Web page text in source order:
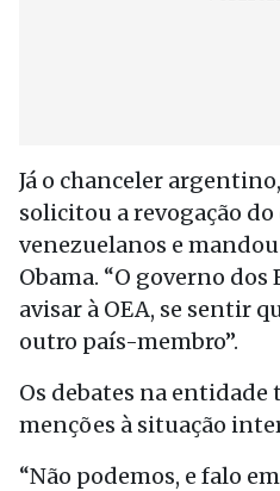
Já o chanceler
solicitou a revogação
venezuelanos e
Obama. “O governo dos
avisar à OEA, se sentir
outro país-membro”.
Os debates na
menções à situação
“Não podemos, e falo